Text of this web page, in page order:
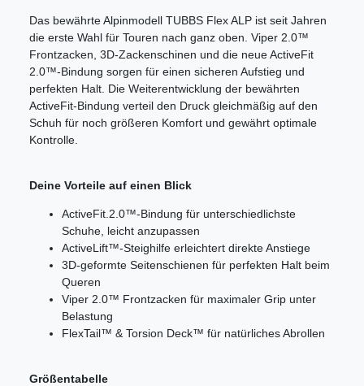
Das bewährte Alpinmodell TUBBS Flex ALP ist seit Jahren
die erste Wahl für Touren nach ganz oben. Viper 2.0™
Frontzacken, 3D-Zackenschinen und die neue ActiveFit
2.0™-Bindung sorgen für einen sicheren Aufstieg und
perfekten Halt. Die Weiterentwicklung der bewährten
ActiveFit-Bindung verteil den Druck gleichmäßig auf den
Schuh für noch größeren Komfort und gewährt optimale
Kontrolle.
Deine Vorteile auf einen Blick
ActiveFit.2.0™-Bindung für unterschiedlichste
Schuhe, leicht anzupassen
ActiveLift™-Steighilfe erleichtert direkte Anstiege
3D-geformte Seitenschienen für perfekten Halt beim
Queren
Viper 2.0™ Frontzacken für maximaler Grip unter
Belastung
FlexTail™ & Torsion Deck™ für natürliches Abrollen
Größentabelle